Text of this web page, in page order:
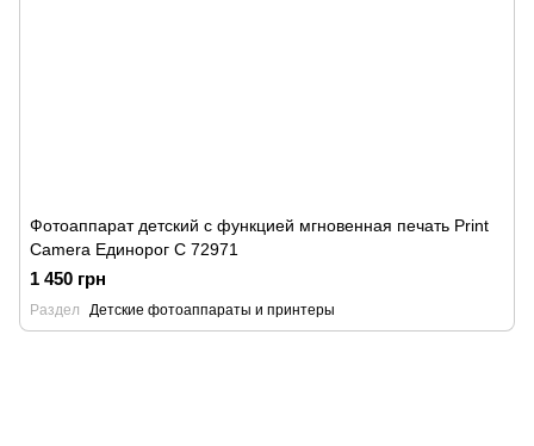
Фотоаппарат детский с функцией мгновенная печать Print
Camera Единорог C 72971
1 450 грн
Раздел Детские фотоаппараты и принтеры